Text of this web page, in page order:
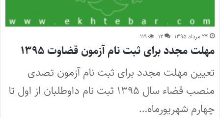
۲۴ مرداد ۱۳۹۵ ۱۲ ۱۱۹
مهلت مجدد برای ثبت نام آزمون‌ قضاوت ۱۳۹۵
تعیین مهلت مجدد برای ثبت نام آزمون‌ تصدی
منصب قضاء سال ۱۳۹۵ ثبت نام داوطلبان از اول تا
چهارم شهریورماه…